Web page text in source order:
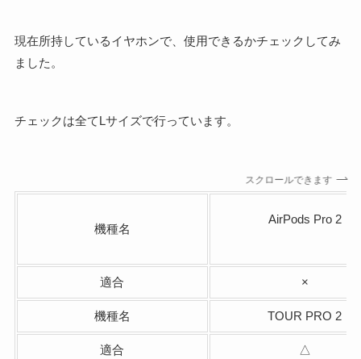
現在所持しているイヤホンで、使用できるかチェックしてみ
ました。
チェックは全てLサイズで行っています。
スクロールできます
機種名
AirPods Pro 2
適合 ×
機種名 TOUR PRO 2
適合 △